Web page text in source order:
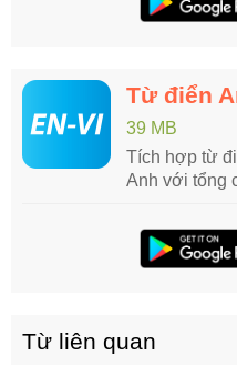
Từ điển
39 MB
Tích hợp từ
Anh với tổng
Từ liên quan